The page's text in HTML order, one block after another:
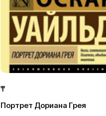
₸
Портрет Дориана Грея